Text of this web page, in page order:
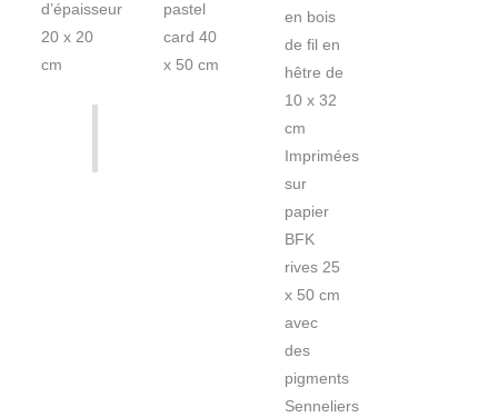
d’épaisseur
20 x 20
cm
pastel
card 40
x 50 cm
en bois
de fil en
hêtre de
10 x 32
cm
Imprimées
sur
papier
BFK
rives 25
x 50 cm
avec
des
pigments
Senneliers